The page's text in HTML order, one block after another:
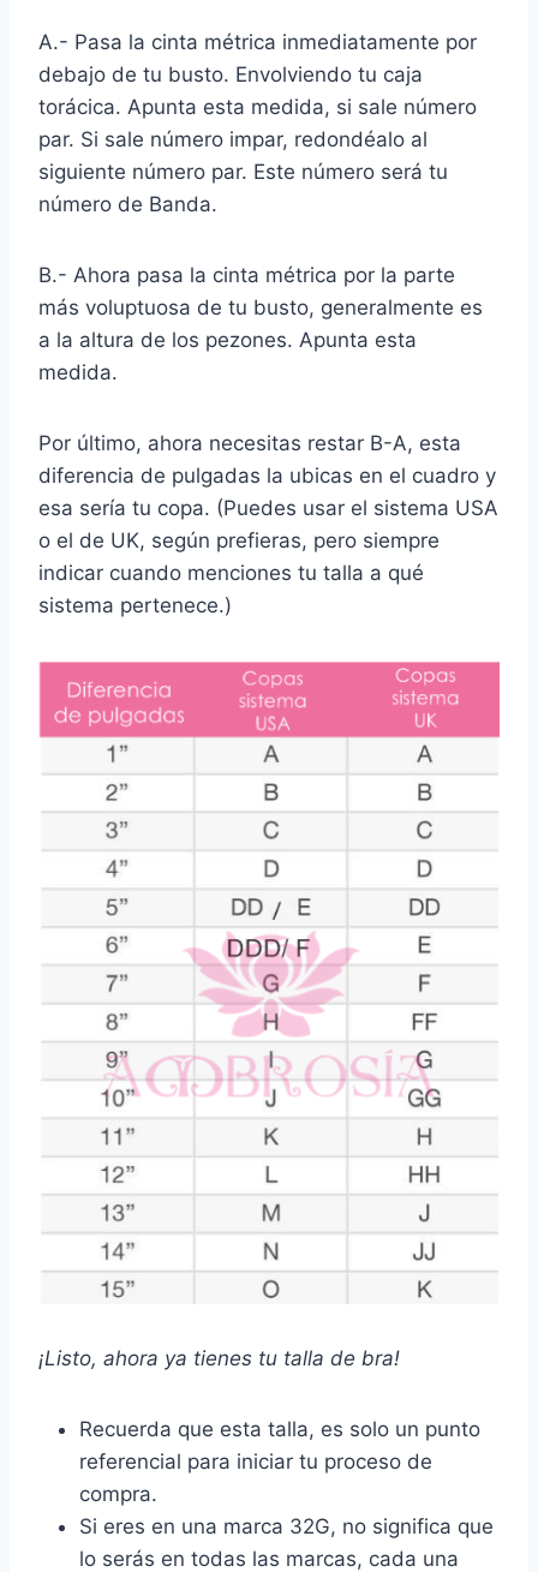
A.- Pasa la cinta métrica inmediatamente por
debajo de tu busto. Envolviendo tu caja
torácica. Apunta esta medida, si sale número
par. Si sale número impar, redondéalo al
siguiente número par. Este número será tu
número de Banda.
B.- Ahora pasa la cinta métrica por la parte
más voluptuosa de tu busto, generalmente es
a la altura de los pezones. Apunta esta
medida.
Por último, ahora necesitas restar B-A, esta
diferencia de pulgadas la ubicas en el cuadro y
esa sería tu copa. (Puedes usar el sistema USA
o el de UK, según prefieras, pero siempre
indicar cuando menciones tu talla a qué
sistema pertenece.)
¡Listo, ahora ya tienes tu talla de bra!
Recuerda que esta talla, es solo un punto
referencial para iniciar tu proceso de
compra.
Si eres en una marca 32G, no significa que
lo serás en todas las marcas, cada una